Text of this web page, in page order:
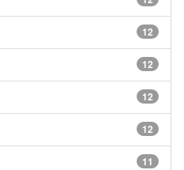
12
12
12
12
11